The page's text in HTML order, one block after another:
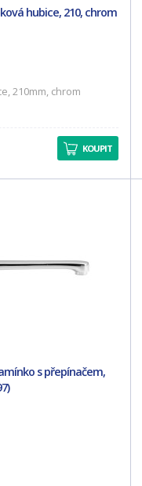
hubice, 210, chrom
210mm, chrom
KOUPIT
s přepínačem,